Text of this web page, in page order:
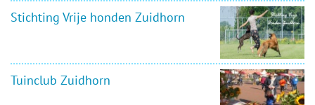
Stichting Vrije honden Zuidhorn
Tuinclub Zuidhorn